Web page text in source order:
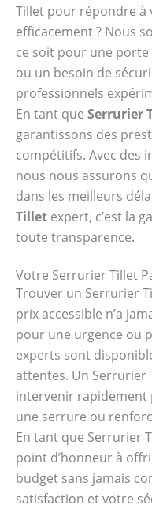
Tillet pour répondre à
efficacement ? Nous
ce soit pour une
ou un besoin de
professionnels
En tant que Serrurier
garantissons des
compétitifs. Avec des
nous nous assurons
dans les meilleurs
Tillet expert, c’est la
toute transparence.
Votre Serrurier Tillet
Trouver un Serrurier
prix accessible n’a
pour une urgence ou
experts sont
attentes. Un
intervenir
une serrure ou
En tant que Serrurier
point d’honneur à
budget sans jamais
satisfaction et votre